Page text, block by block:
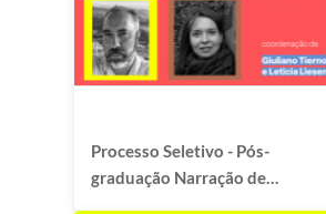
Processo Seletivo - Pós-
graduação Narração de